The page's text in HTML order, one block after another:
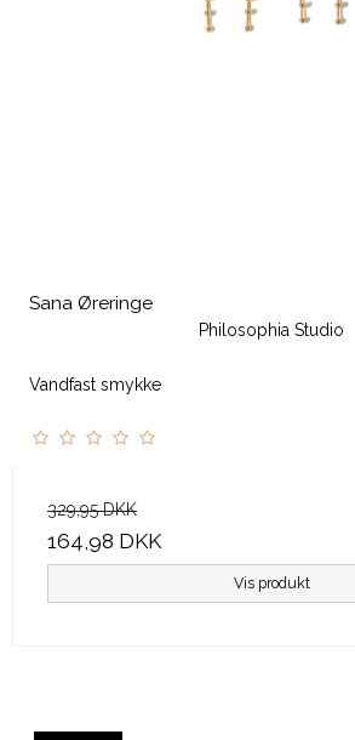
Sana Øreringe
Philosophia Studio
Vandfast smykke
329,95 DKK
164,98 DKK
Vis produkt